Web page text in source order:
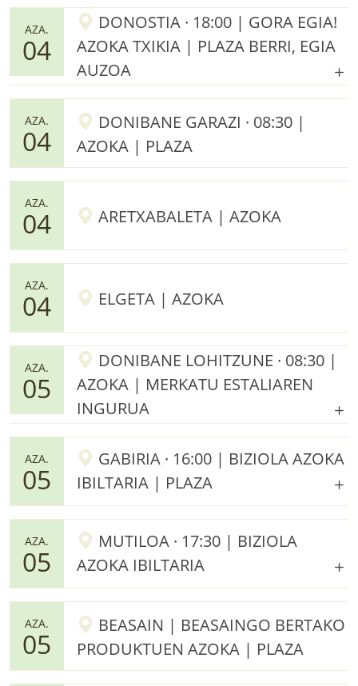
AZA.
04
DONOSTIA · 18:00 | GORA EGIA!
AZOKA TXIKIA | PLAZA BERRI, EGIA
AUZOA
AZA.
04
DONIBANE GARAZI · 08:30 |
AZOKA | PLAZA
AZA.
04 ARETXABALETA | AZOKA
AZA.
04 ELGETA | AZOKA
AZA.
05
DONIBANE LOHITZUNE · 08:30 |
AZOKA | MERKATU ESTALIAREN
INGURUA
AZA.
05
GABIRIA · 16:00 | BIZIOLA AZOKA
IBILTARIA | PLAZA
AZA.
05
MUTILOA · 17:30 | BIZIOLA
AZOKA IBILTARIA
AZA.
05
BEASAIN | BEASAINGO BERTAKO
PRODUKTUEN AZOKA | PLAZA